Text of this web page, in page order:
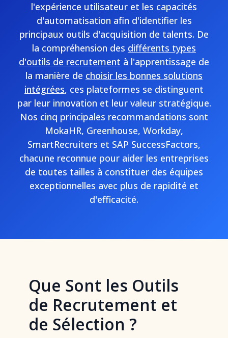
l'expérience utilisateur et les capacités
d'automatisation afin d'identifier les
principaux outils d'acquisition de talents. De
la compréhension des différents types
d'outils de recrutement à l'apprentissage de
la manière de choisir les bonnes solutions
intégrées, ces plateformes se distinguent
par leur innovation et leur valeur stratégique.
Nos cinq principales recommandations sont
MokaHR, Greenhouse, Workday,
SmartRecruiters et SAP SuccessFactors,
chacune reconnue pour aider les entreprises
de toutes tailles à constituer des équipes
exceptionnelles avec plus de rapidité et
d'efficacité.
Que Sont les Outils
de Recrutement et
de Sélection ?